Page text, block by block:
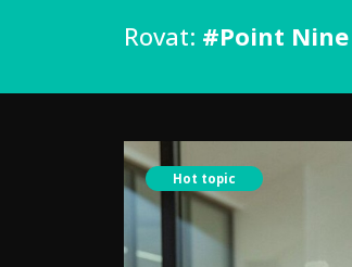
Rovat: #Point Nine
Hot topic